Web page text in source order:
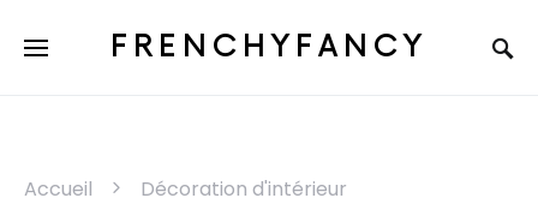
FRENCHYFANCY
Accueil Décoration d'intérieur